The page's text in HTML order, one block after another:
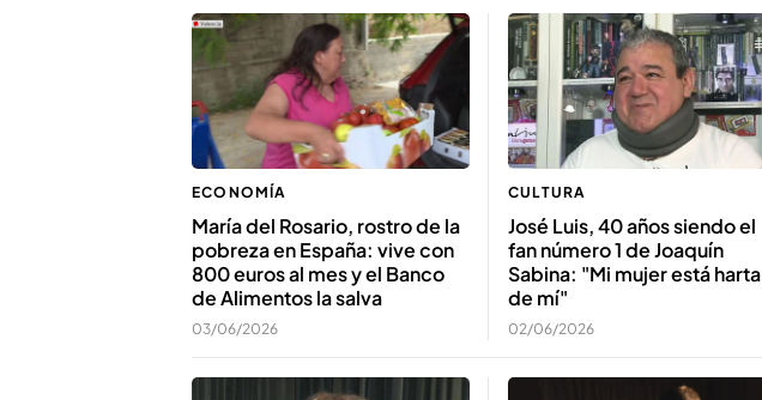
ECONOMÍA
María del Rosario, rostro de la
pobreza en España: vive con
800 euros al mes y el Banco
de Alimentos la salva
03/06/2026
CULTURA
José Luis, 40 años siendo el
fan número 1 de Joaquín
Sabina: "Mi mujer está harta
de mí"
02/06/2026